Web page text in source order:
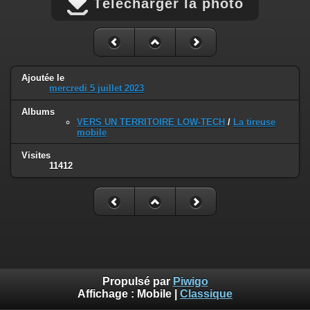
Télécharger la photo
Ajoutée le
mercredi 5 juillet 2023
Albums
VERS UN TERRITOIRE LOW-TECH / La tireuse
mobile
Visites
11412
Propulsé par Piwigo
Affichage : Mobile Classique